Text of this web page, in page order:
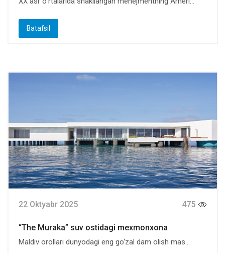
Batafsil
22 Oktyabr 2025 475
“The Muraka” suv ostidagi mexmonxona
Maldiv orollari dunyodagi eng go‘zal dam olish mas...